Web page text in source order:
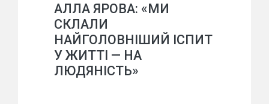
АЛЛА ЯРОВА: «МИ
СКЛАЛИ
НАЙГОЛОВНІШИЙ ІСПИТ
У ЖИТТІ — НА
ЛЮДЯНІСТЬ»